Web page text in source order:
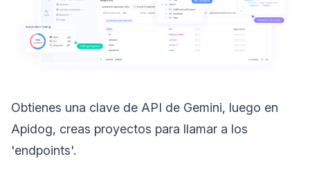
Obtienes una clave de API de Gemini, luego en
Apidog, creas proyectos para llamar a los
'endpoints'.